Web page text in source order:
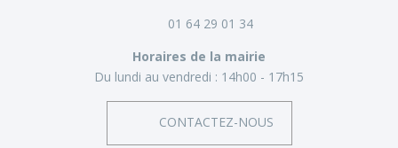
01 64 29 01 34
Horaires de la mairie
Du lundi au vendredi : 14h00 - 17h15
CONTACTEZ-NOUS